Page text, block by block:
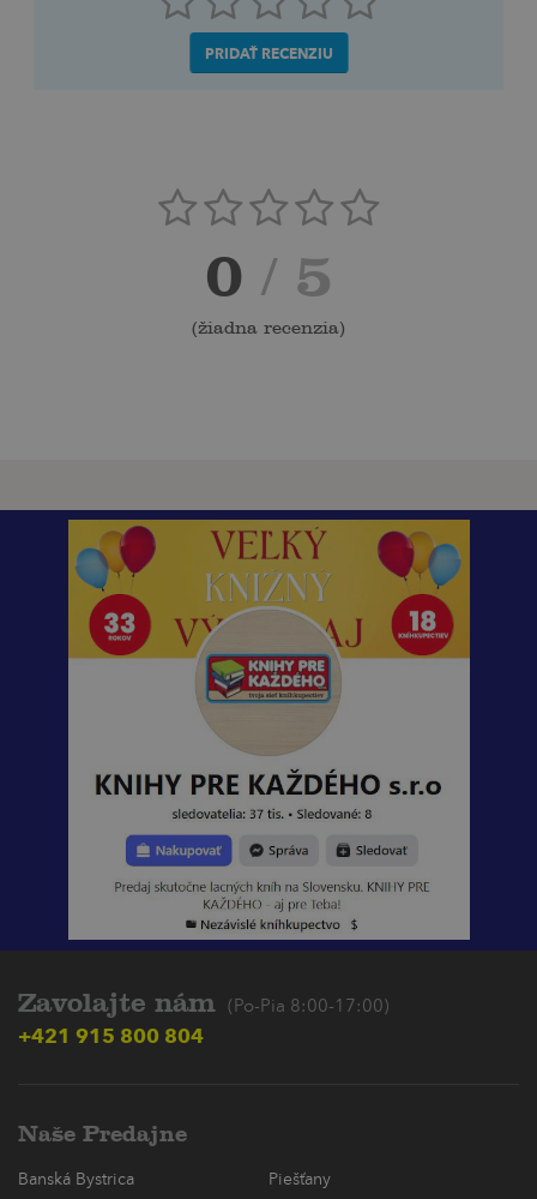
PRIDAŤ RECENZIU
0 / 5
(žiadna recenzia)
Zavolajte nám (Po-Pia 8:00-17:00)
+421 915 800 804
Naše Predajne
Banská Bystrica
Piešťany